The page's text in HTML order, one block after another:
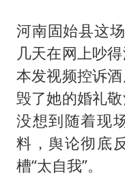
河南固始县这
几天在网上吵
本发视频控诉
毁了她的婚礼
没想到随着现
料，舆论彻底
槽“太自我”。